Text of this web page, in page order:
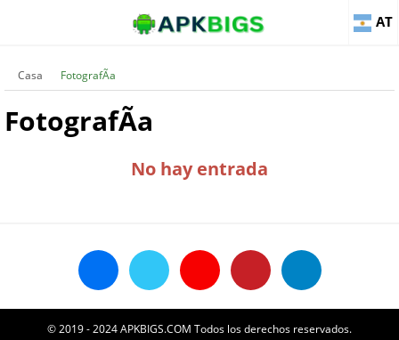
AT
Casa FotografÃ­a
FotografÃ­a
No hay entrada
© 2019 - 2024 APKBIGS.COM Todos los derechos reservados.